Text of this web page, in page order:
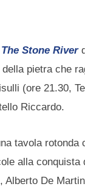
The Stone River
pietra che
(ore 21.30,
Riccardo.
tavola rotonda
alla
De